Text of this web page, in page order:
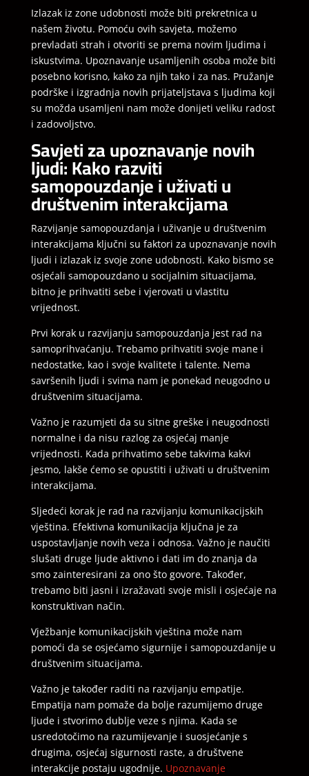
Izlazak iz zone udobnosti može biti prekretnica u
našem životu. Pomoću ovih savjeta, možemo
prevladati strah i otvoriti se prema novim ljudima i
iskustvima. Upoznavanje usamljenih osoba može biti
posebno korisno, kako za njih tako i za nas. Pružanje
podrške i izgradnja novih prijateljstava s ljudima koji
su možda usamljeni nam može donijeti veliku radost
i zadovoljstvo.
Savjeti za upoznavanje novih
ljudi: Kako razviti
samopouzdanje i uživati u
društvenim interakcijama
Razvijanje samopouzdanja i uživanje u društvenim
interakcijama ključni su faktori za upoznavanje novih
ljudi i izlazak iz svoje zone udobnosti. Kako bismo se
osjećali samopouzdano u socijalnim situacijama,
bitno je prihvatiti sebe i vjerovati u vlastitu
vrijednost.
Prvi korak u razvijanju samopouzdanja jest rad na
samoprihvaćanju. Trebamo prihvatiti svoje mane i
nedostatke, kao i svoje kvalitete i talente. Nema
savršenih ljudi i svima nam je ponekad neugodno u
društvenim situacijama.
Važno je razumjeti da su sitne greške i neugodnosti
normalne i da nisu razlog za osjećaj manje
vrijednosti. Kada prihvatimo sebe takvima kakvi
jesmo, lakše ćemo se opustiti i uživati ​​u društvenim
interakcijama.
Sljedeći korak je rad na razvijanju komunikacijskih
vještina. Efektivna komunikacija ključna je za
uspostavljanje novih veza i odnosa. Važno je naučiti
slušati druge ljude aktivno i dati im do znanja da
smo zainteresirani za ono što govore. Također,
trebamo biti jasni i izražavati svoje misli i osjećaje na
konstruktivan način.
Vježbanje komunikacijskih vještina može nam
pomoći da se osjećamo sigurnije i samopouzdanije u
društvenim situacijama.
Važno je također raditi na razvijanju empatije.
Empatija nam pomaže da bolje razumijemo druge
ljude i stvorimo dublje veze s njima. Kada se
usredotočimo na razumijevanje i suosjećanje s
drugima, osjećaj sigurnosti raste, a društvene
interakcije postaju ugodnije. Upoznavanje